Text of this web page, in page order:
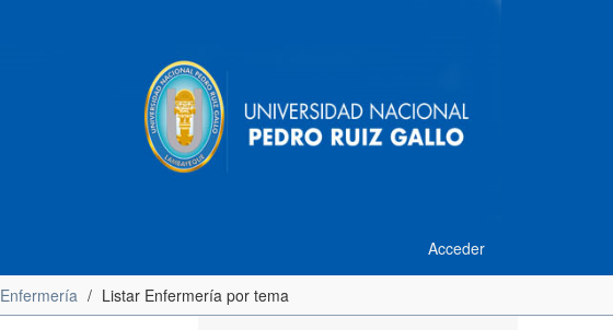
Acceder
Enfermería Listar Enfermería por tema